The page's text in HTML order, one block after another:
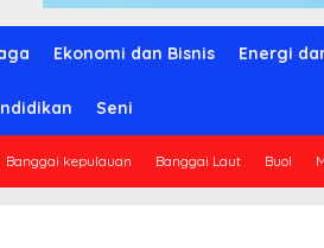
Ekonomi dan Bisnis Energi
Seni
Banggai kepulauan Banggai Laut Buol